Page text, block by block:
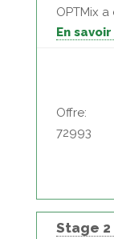
OPTMix
En
Offre:
72993
Stage